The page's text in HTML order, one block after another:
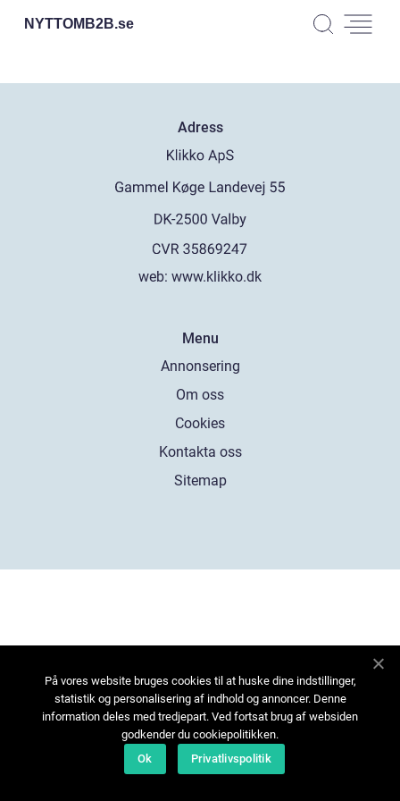
NYTTOMB2B.se
Adress
web: www.klikko.dk
Menu
Annonsering
Om oss
Cookies
Kontakta oss
Sitemap
På vores website bruges cookies til at huske dine indstillinger,
statistik og personalisering af indhold og annoncer. Denne
information deles med tredjepart. Ved fortsat brug af websiden
godkender du cookiepolitikken.
Ok
Privatlivspolitik